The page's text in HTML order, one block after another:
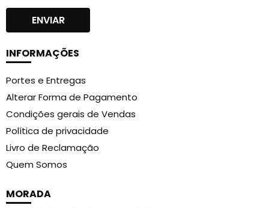
INFORMAÇÕES
Portes e Entregas
Alterar Forma de Pagamento
Condições gerais de Vendas
Política de privacidade
Livro de Reclamação
Quem Somos
MORADA